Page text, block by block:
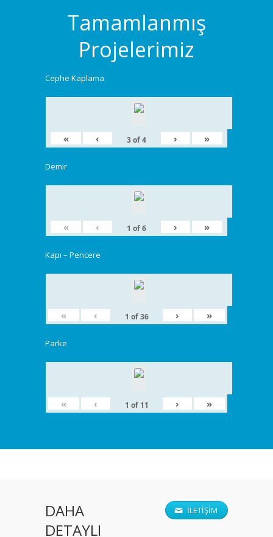
Tamamlanmış
Projelerimiz
Cephe Kaplama
« ‹ 3of4 › »
Demir
« ‹ 1 of6 › »
Kapı – Pencere
« ‹ 1 of36 › »
Parke
« ‹ 1 of 11 › »
İLETIŞIM
DAHA
DETAYLI